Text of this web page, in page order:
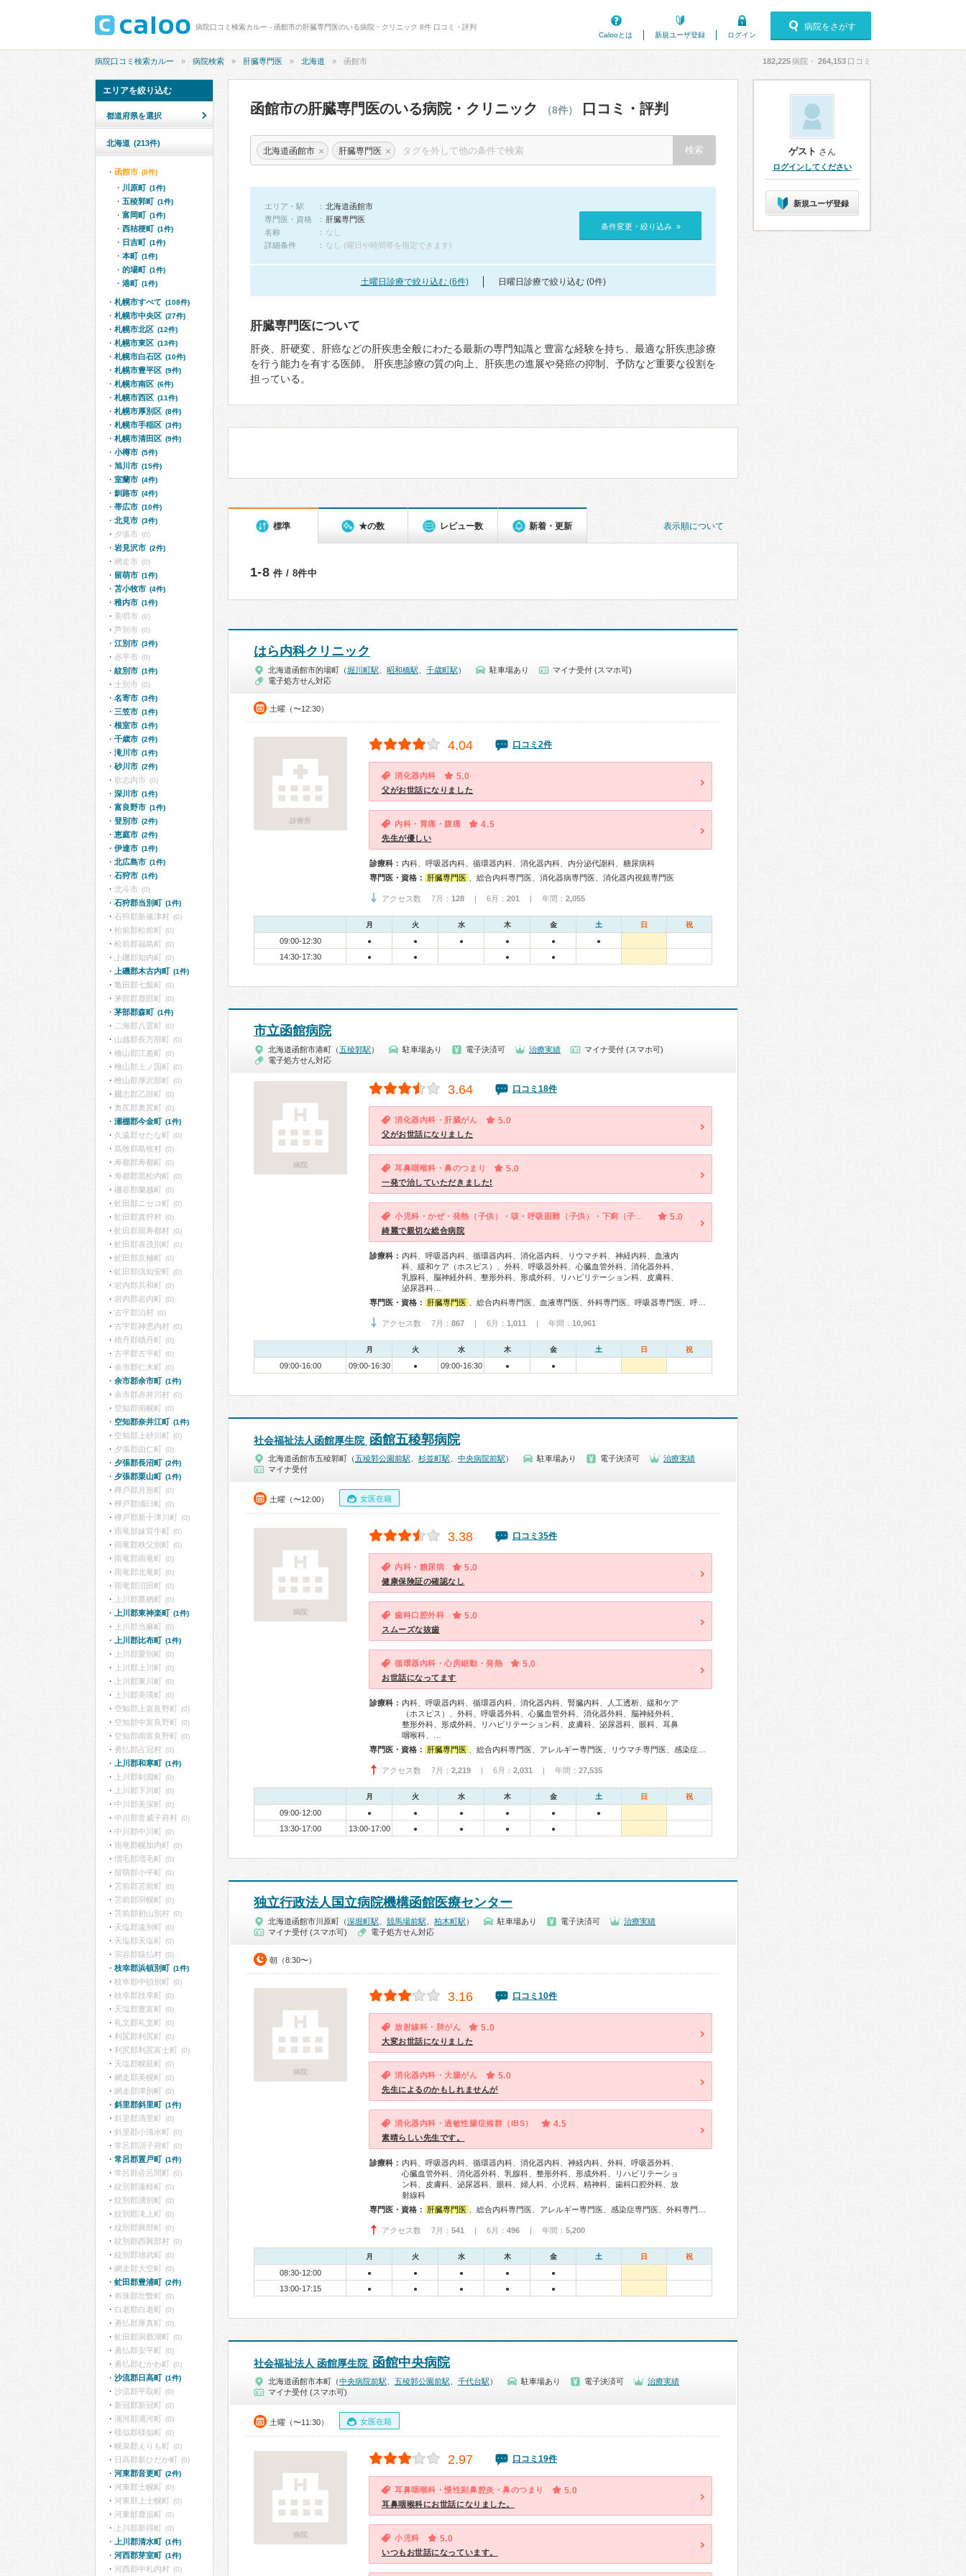
病院口コミ検索カルー - 函館市の肝臓専門医のいる病院・クリニック 8件 口コミ・評判
Calooとは
新規ユーザ登録 ログイン
病院をさがす
病院口コミ検索カルー 病院検索 肝臓専門医 北海道 函館市 182,225病院・ 264,153 口コミ
函館市の肝臓専門医のいる病院・クリニック （8件） 口コミ・評判
北海道函館市 × 肝臓専門医 ×
エリア・駅
北海道函館市
専門医・資格
肝臓専門医
名称
なし
詳細条件
なし (曜日や時間帯を指定できます)
条件変更・絞り込み »
土曜日診療で絞り込む (6件) 日曜日診療で絞り込む (0件)
肝臓専門医について
肝炎、肝硬変、肝癌などの肝疾患全般にわたる最新の専門知識と豊富な経験を持ち、最適な肝疾患診療
を行う能力を有する医師。 肝疾患診療の質の向上、肝疾患の進展や発癌の抑制、予防など重要な役割を
担っている。
表示順について
標準 ★の数 レビュー数 新着・更新
1-8 件 / 8件中
はら内科クリニック
北海道函館市的場町（堀川町駅 昭和橋駅 千歳町駅 ） 駐車場あり
マイナ受付 (スマホ可)
電子処方せん対応
土曜（〜12:30）
診療所
4.04 口コミ2件
消化器内科 5.0
父がお世話になりました
内科・胃痛・腹痛 4.5
先生が優しい
診療科： 内科、呼吸器内科、循環器内科、消化器内科、内分泌代謝科、糖尿病科
専門医・資格：
肝臓専門医 、総合内科専門医、消化器病専門医、消化器内視鏡専門医
アクセス数 7月： 128 | 6月： 201 | 年間： 2,055
月 火 水 木 金 土 日 祝
09:00-12:30 ● ● ● ● ● ●
14:30-17:30 ● ● ● ●
市立函館病院
北海道函館市港町（五稜郭駅 ） 駐車場あり 電子決済可 治療実績
マイナ受付 (スマホ可)
電子処方せん対応
病院
3.64 口コミ18件
消化器内科・肝臓がん 5.0
父がお世話になりました
耳鼻咽喉科・鼻のつまり 5.0
一発で治していただきました!
5.0
綺麗で親切な総合病院
診療科： 内科、呼吸器内科、循環器内科、消化器内科、リウマチ科、神経内科、血液内
科、緩和ケア（ホスピス）、外科、呼吸器外科、心臓血管外科、消化器外科、
乳腺科、脳神経外科、整形外科、形成外科、リハビリテーション科、皮膚科、
泌尿器科…
専門医・資格：
肝臓専門医 、総合内科専門医、血液専門医、外科専門医、呼吸器専門医、呼吸器外科専門医、気管支鏡専門医、循環器専門医、心臓血管外科専門医、消化器病専門医、消化器外科専門医、大腸肛門病専門医、消化器内視鏡専門医、泌尿器科専門医、透析専門医、脳血管内治療専門医、神経内科専門医、脳神経外科専門医、てんかん専門医、整形外科専門医、手外科専門医、リハビリテーション科専門医、脊椎脊髄外科専門医、形成外科専門医、耳鼻咽喉科専門医、産婦人科専門医、婦人科腫瘍専門医、乳腺専門医、産科婦人科腹腔鏡技術認定医、小児科専門医、認知症専門医、一般病院連携精神医学専門医、精神科専門医、麻酔科専門医、ペインクリニック専門医、緩和医療専門医、細胞診専門医、病理専門医、放射線科専門医、臨床遺伝専門医、救急科専門医、がん治療認定医
アクセス数 7月： 867 | 6月： 1,011 | 年間： 10,961
月 火 水 木 金 土 日 祝
09:00-16:00 09:00-16:30 ● 09:00-16:30 ● ●
社会福祉法人函館厚生院 函館五稜郭病院
北海道函館市五稜郭町（五稜郭公園前駅 杉並町駅 中央病院前駅 ） 駐車場あり 電子決済可
治療実績
マイナ受付
土曜（〜12:00） 女医在籍
病院
3.38 口コミ35件
内科・糖尿病 5.0
健康保険証の確認なし
歯科口腔外科 5.0
スムーズな抜歯
循環器内科・心房細動・発熱 5.0
お世話になってます
診療科： 内科、呼吸器内科、循環器内科、消化器内科、腎臓内科、人工透析、緩和ケア
（ホスピス）、外科、呼吸器外科、心臓血管外科、消化器外科、脳神経外科、
整形外科、形成外科、リハビリテーション科、皮膚科、泌尿器科、眼科、耳鼻
咽喉科、…
専門医・資格：
肝臓専門医 、総合内科専門医、アレルギー専門医、リウマチ専門医、感染症専門医、外科専門医、糖尿病専門医、呼吸器専門医、呼吸器外科専門医、気管支鏡専門医、循環器専門医、心臓血管外科専門医、高血圧専門医、不整脈専門医、消化器病専門医、消化器外科専門医、大腸肛門病専門医、消化器内視鏡専門医、泌尿器科専門医、腎臓専門医、透析専門医、脳神経外科専門医、整形外科専門医、手外科専門医、形成外科専門医、熱傷専門医、皮膚科専門医、眼科専門医、耳鼻咽喉科専門医、めまい相談医、産婦人科専門医、乳腺専門医、女性ヘルスケア専門医、小児科専門医、一般病院連携精神医学専門医、精神科専門医、麻酔科専門医、細胞診専門医、病理専門医、口腔外科専門医、核医学専門医、放射線科専門医、臨床遺伝専門医、救急科専門医、漢方専門医、がん治療認定医
アクセス数 7月： 2,219 | 6月： 2,031 | 年間： 27,535
月 火 水 木 金 土 日 祝
09:00-12:00 ● ● ● ● ● ●
13:30-17:00 13:00-17:00 ● ● ● ●
独立行政法人国立病院機構函館医療センター
北海道函館市川原町（深堀町駅 競馬場前駅 柏木町駅 ） 駐車場あり 電子決済可
治療実績
マイナ受付 (スマホ可)
電子処方せん対応
朝（8:30〜）
病院
3.16 口コミ10件
放射線科・肺がん 5.0
大変お世話になりました
消化器内科・大腸がん 5.0
先生によるのかもしれませんが
消化器内科・過敏性腸症候群（IBS） 4.5
素晴らしい先生です。
診療科： 内科、呼吸器内科、循環器内科、消化器内科、神経内科、外科、呼吸器外科、
心臓血管外科、消化器外科、乳腺科、整形外科、形成外科、リハビリテーショ
ン科、皮膚科、泌尿器科、眼科、婦人科、小児科、精神科、歯科口腔外科、放
射線科
専門医・資格：
肝臓専門医 、総合内科専門医、アレルギー専門医、感染症専門医、外科専門医、呼吸器専門医、呼吸器外科専門医、循環器専門医、心臓血管外科専門医、消化器病専門医、消化器外科専門医、大腸肛門病専門医、消化器内視鏡専門医、泌尿器科専門医、リハビリテーション科専門医、形成外科専門医、皮膚科専門医、麻酔科専門医、病理専門医、口腔外科専門医、放射線科専門医、がん治療認定医
アクセス数 7月： 541 | 6月： 496 | 年間： 5,200
月 火 水 木 金 土 日 祝
08:30-12:00 ● ● ● ● ●
13:00-17:15 ● ● ● ● ●
社会福祉法人 函館厚生院 函館中央病院
北海道函館市本町（中央病院前駅 五稜郭公園前駅 千代台駅 ） 駐車場あり 電子決済可
治療実績
マイナ受付 (スマホ可)
土曜（〜11:30） 女医在籍
病院
2.97 口コミ19件
耳鼻咽喉科・慢性副鼻腔炎・鼻のつまり 5.0
耳鼻咽喉科にお世話になりました。
小児科 5.0
いつもお世話になっています。
エリアを絞り込む
都道府県を選択
北海道 (213件)
函館市 (8件)
川原町 (1件)
五稜郭町 (1件)
富岡町 (1件)
西桔梗町 (1件)
日吉町 (1件)
本町 (1件)
的場町 (1件)
港町 (1件)
札幌市すべて (108件)
札幌市中央区 (27件)
札幌市北区 (12件)
札幌市東区 (13件)
札幌市白石区 (10件)
札幌市豊平区 (9件)
札幌市南区 (6件)
札幌市西区 (11件)
札幌市厚別区 (8件)
札幌市手稲区 (3件)
札幌市清田区 (9件)
小樽市 (5件)
旭川市 (15件)
室蘭市 (4件)
釧路市 (4件)
帯広市 (10件)
北見市 (3件)
夕張市 (0)
岩見沢市 (2件)
網走市 (0)
留萌市 (1件)
苫小牧市 (4件)
稚内市 (1件)
美唄市 (0)
芦別市 (0)
江別市 (3件)
赤平市 (0)
紋別市 (1件)
士別市 (0)
名寄市 (3件)
三笠市 (1件)
根室市 (1件)
千歳市 (2件)
滝川市 (1件)
砂川市 (2件)
歌志内市 (0)
深川市 (1件)
富良野市 (1件)
登別市 (2件)
恵庭市 (2件)
伊達市 (1件)
北広島市 (1件)
石狩市 (1件)
北斗市 (0)
石狩郡当別町 (1件)
石狩郡新篠津村 (0)
松前郡松前町 (0)
松前郡福島町 (0)
上磯郡知内町 (0)
上磯郡木古内町 (1件)
亀田郡七飯町 (0)
茅部郡鹿部町 (0)
茅部郡森町 (1件)
二海郡八雲町 (0)
山越郡長万部町 (0)
檜山郡江差町 (0)
檜山郡上ノ国町 (0)
檜山郡厚沢部町 (0)
爾志郡乙部町 (0)
奥尻郡奥尻町 (0)
瀬棚郡今金町 (1件)
久遠郡せたな町 (0)
島牧郡島牧村 (0)
寿都郡寿都町 (0)
寿都郡黒松内町 (0)
磯谷郡蘭越町 (0)
虻田郡ニセコ町 (0)
虻田郡真狩村 (0)
虻田郡留寿都村 (0)
虻田郡喜茂別町 (0)
虻田郡京極町 (0)
虻田郡倶知安町 (0)
岩内郡共和町 (0)
岩内郡岩内町 (0)
古宇郡泊村 (0)
古宇郡神恵内村 (0)
積丹郡積丹町 (0)
古平郡古平町 (0)
余市郡仁木町 (0)
余市郡余市町 (1件)
余市郡赤井川村 (0)
空知郡南幌町 (0)
空知郡奈井江町 (1件)
空知郡上砂川町 (0)
夕張郡由仁町 (0)
夕張郡長沼町 (2件)
夕張郡栗山町 (1件)
樺戸郡月形町 (0)
樺戸郡浦臼町 (0)
樺戸郡新十津川町 (0)
雨竜郡妹背牛町 (0)
雨竜郡秩父別町 (0)
雨竜郡雨竜町 (0)
雨竜郡北竜町 (0)
雨竜郡沼田町 (0)
上川郡鷹栖町 (0)
上川郡東神楽町 (1件)
上川郡当麻町 (0)
上川郡比布町 (1件)
上川郡愛別町 (0)
上川郡上川町 (0)
上川郡東川町 (0)
上川郡美瑛町 (0)
空知郡上富良野町 (0)
空知郡中富良野町 (0)
空知郡南富良野町 (0)
勇払郡占冠村 (0)
上川郡和寒町 (1件)
上川郡剣淵町 (0)
上川郡下川町 (0)
中川郡美深町 (0)
中川郡音威子府村 (0)
中川郡中川町 (0)
雨竜郡幌加内町 (0)
増毛郡増毛町 (0)
留萌郡小平町 (0)
苫前郡苫前町 (0)
苫前郡羽幌町 (0)
苫前郡初山別村 (0)
天塩郡遠別町 (0)
天塩郡天塩町 (0)
宗谷郡猿払村 (0)
枝幸郡浜頓別町 (1件)
枝幸郡中頓別町 (0)
枝幸郡枝幸町 (0)
天塩郡豊富町 (0)
礼文郡礼文町 (0)
利尻郡利尻町 (0)
利尻郡利尻富士町 (0)
天塩郡幌延町 (0)
網走郡美幌町 (0)
網走郡津別町 (0)
斜里郡斜里町 (1件)
斜里郡清里町 (0)
斜里郡小清水町 (0)
常呂郡訓子府町 (0)
常呂郡置戸町 (1件)
常呂郡佐呂間町 (0)
紋別郡遠軽町 (0)
紋別郡湧別町 (0)
紋別郡滝上町 (0)
紋別郡興部町 (0)
紋別郡西興部村 (0)
紋別郡雄武町 (0)
網走郡大空町 (0)
虻田郡豊浦町 (2件)
有珠郡壮瞥町 (0)
白老郡白老町 (0)
勇払郡厚真町 (0)
虻田郡洞爺湖町 (0)
勇払郡安平町 (0)
勇払郡むかわ町 (0)
沙流郡日高町 (1件)
沙流郡平取町 (0)
新冠郡新冠町 (0)
浦河郡浦河町 (0)
様似郡様似町 (0)
幌泉郡えりも町 (0)
日高郡新ひだか町 (0)
河東郡音更町 (2件)
河東郡士幌町 (0)
河東郡上士幌町 (0)
河東郡鹿追町 (0)
上川郡新得町 (0)
上川郡清水町 (1件)
河西郡芽室町 (1件)
河西郡中札内村 (0)
ゲスト さん
ログインしてください
新規ユーザ登録